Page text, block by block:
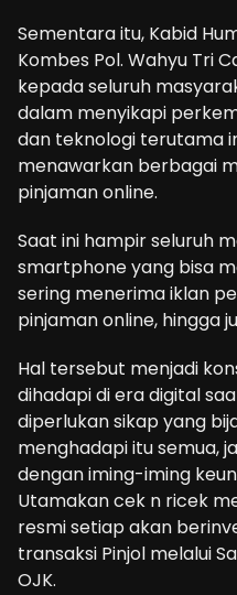
Sementara itu, Kabid
Kombes Pol. Wahyu Tri
kepada seluruh
dalam menyikapi
dan teknologi terutama
menawarkan berbagai
pinjaman online.
Saat ini hampir seluruh
smartphone yang bisa
sering menerima iklan
pinjaman online, hingga
Hal tersebut menjadi
dihadapi di era digital
diperlukan sikap yang
menghadapi itu semua,
dengan iming-iming
Utamakan cek n ricek
resmi setiap akan
transaksi Pinjol melalui
OJK.